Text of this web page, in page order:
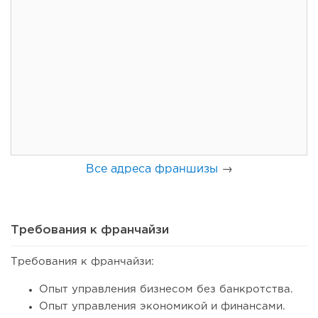
Coffee Way приступил к масштабированию собственной
модели производства...
Все адреса франшизы →
Требования к франчайзи
Требования к франчайзи:
Опыт управления бизнесом без банкротства.
Опыт управления экономикой и финансами.